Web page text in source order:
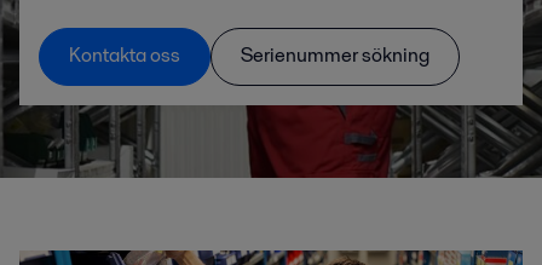
Kontakta oss Serienummer sökning